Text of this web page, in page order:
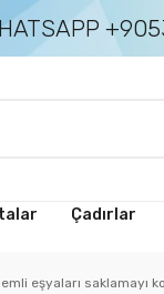
Çadırlar
eşyaları saklamayı